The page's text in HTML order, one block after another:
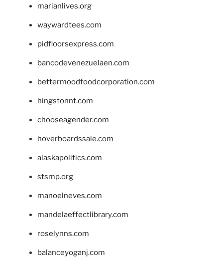
marianlives.org
waywardtees.com
pidfloorsexpress.com
bancodevenezuelaen.com
bettermoodfoodcorporation.com
hingstonnt.com
chooseagender.com
hoverboardssale.com
alaskapolitics.com
stsmp.org
manoelneves.com
mandelaeffectlibrary.com
roselynns.com
balanceyoganj.com